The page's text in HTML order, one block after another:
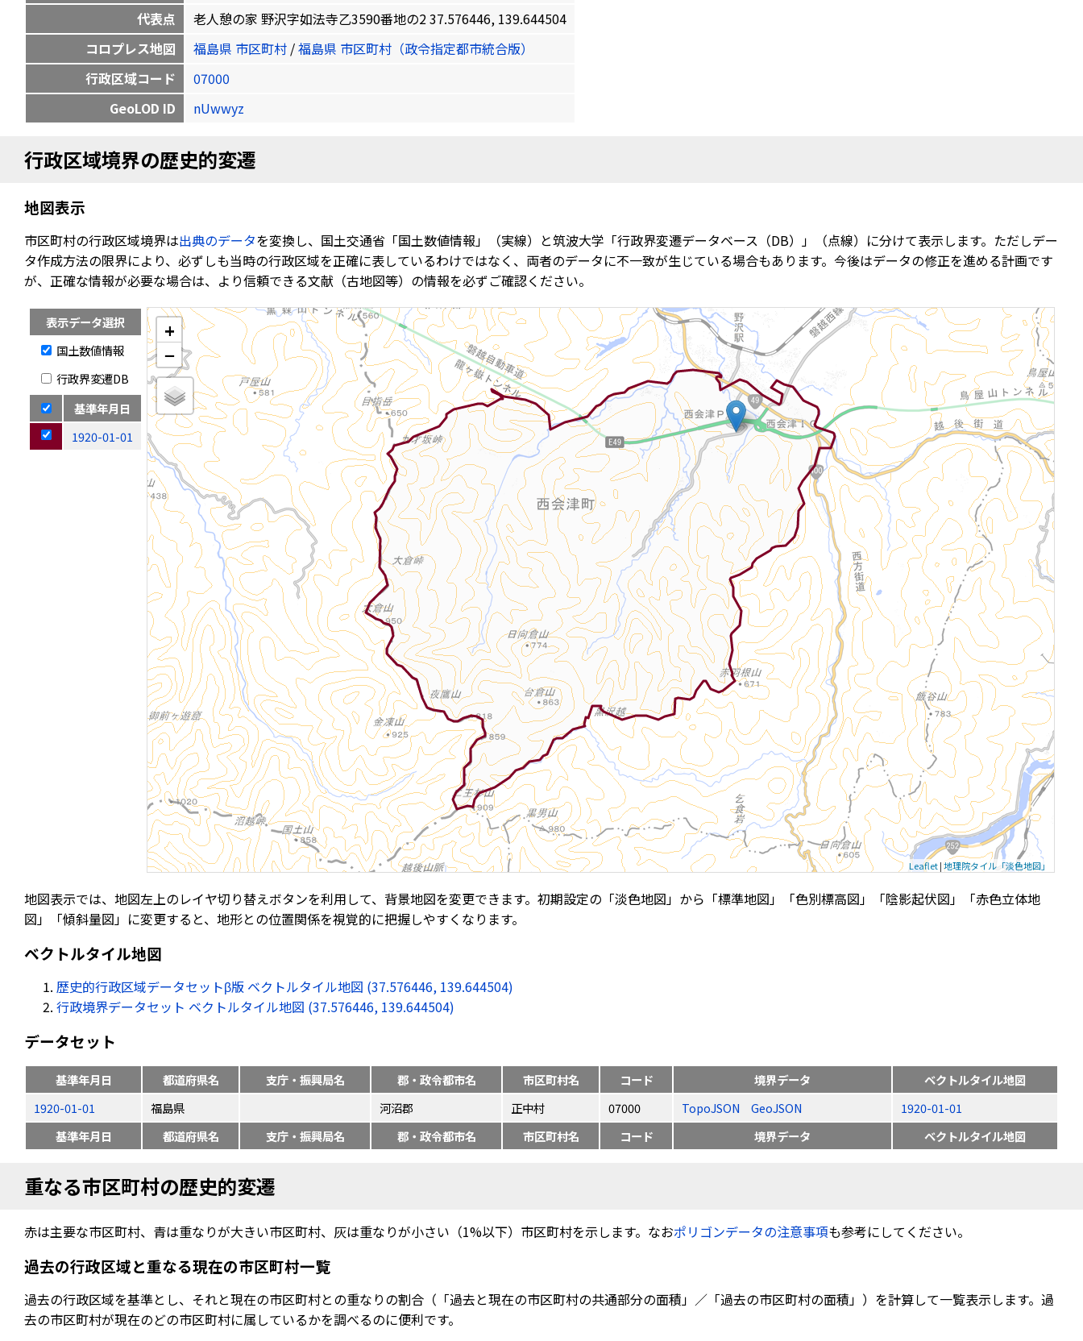
代表点
老人憩の家 野沢字如法寺乙3590番地の2 37.576446, 139.644504
コロプレス地図
福島県 市区町村 /福島県 市区町村（政令指定都市統合版）
行政区域コード
07000
GeoLOD ID
nUwwyz
行政区域境界の歴史的変遷
地図表示
市区町村の行政区域境界は出典のデータを変換し、国土交通省「国土数値情報」（実線）と筑波大学「行政界変遷データベース（DB）」（点線）に分けて表示します。ただしデー
タ作成方法の限界により、必ずしも当時の行政区域を正確に表しているわけではなく、両者のデータに不一致が生じている場合もあります。今後はデータの修正を進める計画です
が、正確な情報が必要な場合は、より信頼できる文献（古地図等）の情報を必ずご確認ください。
表示データ選択
国土数値情報
行政界変遷DB
基準年月日
1920-01-01
+
−
Leaflet|地理院タイル「淡色地図」
地図表示では、地図左上のレイヤ切り替えボタンを利用して、背景地図を変更できます。初期設定の「淡色地図」から「標準地図」「色別標高図」「陰影起伏図」「赤色立体地
図」「傾斜量図」に変更すると、地形との位置関係を視覚的に把握しやすくなります。
ベクトルタイル地図
歴史的行政区域データセットβ版 ベクトルタイル地図 (37.576446, 139.644504)
行政境界データセット ベクトルタイル地図 (37.576446, 139.644504)
データセット
基準年月日 都道府県名 支庁・振興局名 郡・政令都市名 市区町村名 コード 境界データ
ベクトルタイル地図
1920-01-01
福島県 河沼郡 正中村 07000 TopoJSON GeoJSON
1920-01-01
基準年月日
都道府県名 支庁・振興局名 郡・政令都市名 市区町村名 コード 境界データ ベクトルタイル地図
重なる市区町村の歴史的変遷
赤は主要な市区町村、青は重なりが大きい市区町村、灰は重なりが小さい（1%以下）市区町村を示します。なおポリゴンデータの注意事項も参考にしてください。
過去の行政区域と重なる現在の市区町村一覧
過去の行政区域を基準とし、それと現在の市区町村との重なりの割合（「過去と現在の市区町村の共通部分の面積」／「過去の市区町村の面積」）を計算して一覧表示します。過
去の市区町村が現在のどの市区町村に属しているかを調べるのに便利です。